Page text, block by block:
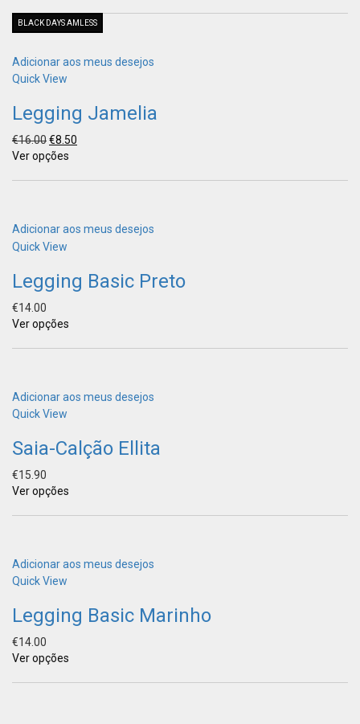
BLACK DAYS AMLESS
Adicionar aos meus desejos
Quick View
Legging Jamelia
€16.00€8.50
Ver opções
Adicionar aos meus desejos
Quick View
Legging Basic Preto
€14.00
Ver opções
Adicionar aos meus desejos
Quick View
Saia-Calção Ellita
€15.90
Ver opções
Adicionar aos meus desejos
Quick View
Legging Basic Marinho
€14.00
Ver opções